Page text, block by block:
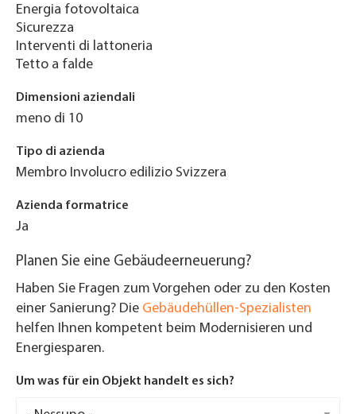
Energia fotovoltaica
Sicurezza
Interventi di lattoneria
Tetto a falde
Dimensioni aziendali
meno di 10
Tipo di azienda
Membro Involucro edilizio Svizzera
Azienda formatrice
Ja
Planen Sie eine Gebäudeerneuerung?
Haben Sie Fragen zum Vorgehen oder zu den Kosten
einer Sanierung? Die Gebäudehüllen-Spezialisten
helfen Ihnen kompetent beim Modernisieren und
Energiesparen.
Um was für ein Objekt handelt es sich?